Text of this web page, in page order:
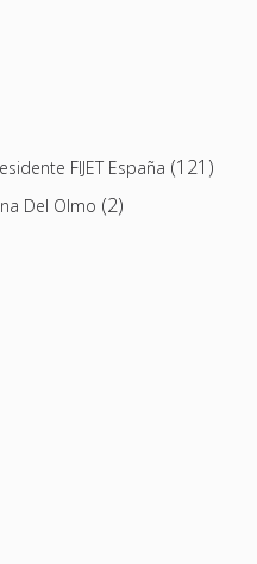
FIJET España (121)
Del Olmo (2)